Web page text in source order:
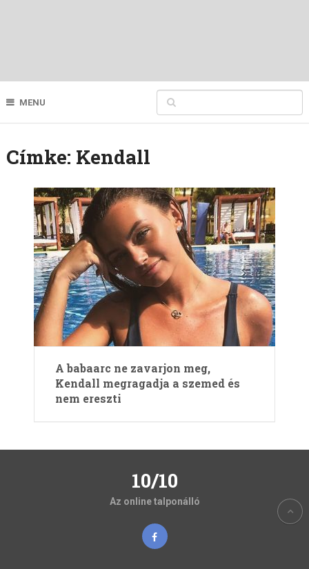
MENU
Címke: Kendall
A babaarc ne zavarjon meg,
Kendall megragadja a szemed és
nem ereszti
10/10
Az online talponálló